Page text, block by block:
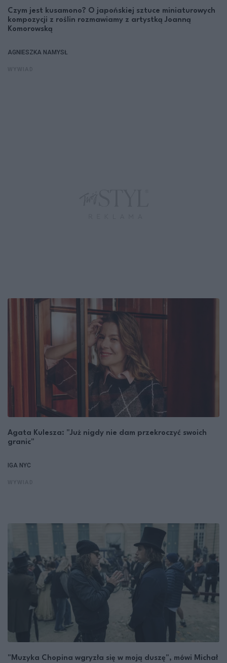
Czym jest kusamono? O japońskiej sztuce miniaturowych
kompozycji z roślin rozmawiamy z artystką Joanną
Komorowską
AGNIESZKA NAMYSŁ
Agata Kulesza: "Już nigdy nie dam przekroczyć swoich
granic"
IGA NYC
"Muzyka Chopina wgryzła się w moją duszę", mówi Michał